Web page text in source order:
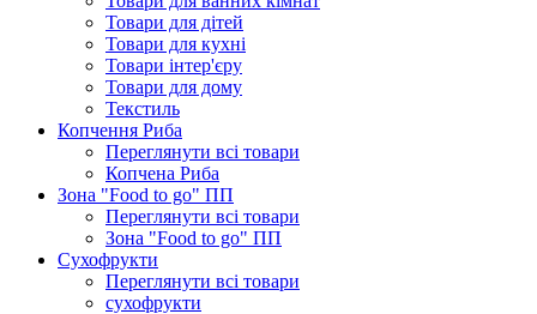
Товари для дітей
Товари для кухні
Товари інтер'єру
Товари для дому
Текстиль
Копчення Риба
Переглянути всі товари
Копчена Риба
Зона "Food to go" ПП
Переглянути всі товари
Зона "Food to go" ПП
Сухофрукти
Переглянути всі товари
сухофрукти